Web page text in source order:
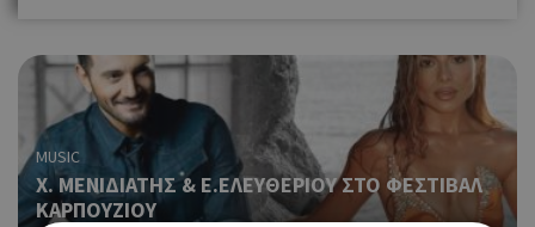
MUSIC
Χ. ΜΕΝΙΔΙΑΤΗΣ & Ε.ΕΛΕΥΘΕΡΙΟΥ ΣΤΟ ΦΕΣΤΙΒΑΛ
ΚΑΡΠΟΥΖΙΟΥ